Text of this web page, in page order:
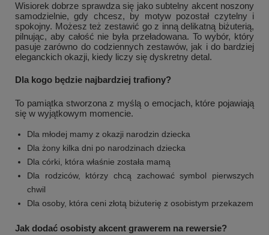
Wisiorek dobrze sprawdza się jako subtelny akcent noszony
samodzielnie, gdy chcesz, by motyw pozostał czytelny i
spokojny. Możesz też zestawić go z inną delikatną biżuterią,
pilnując, aby całość nie była przeładowana. To wybór, który
pasuje zarówno do codziennych zestawów, jak i do bardziej
eleganckich okazji, kiedy liczy się dyskretny detal.
Dla kogo będzie najbardziej trafiony?
To pamiątka stworzona z myślą o emocjach, które pojawiają
się w wyjątkowym momencie.
Dla młodej mamy z okazji narodzin dziecka
Dla żony kilka dni po narodzinach dziecka
Dla córki, która właśnie została mamą
Dla rodziców, którzy chcą zachować symbol pierwszych
chwil
Dla osoby, która ceni złotą biżuterię z osobistym przekazem
Jak dodać osobisty akcent grawerem na rewersie?